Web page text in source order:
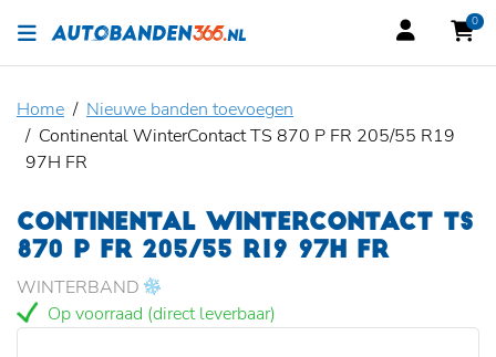
0
Home
Nieuwe banden toevoegen
Continental WinterContact TS 870 P FR 205/55 R19
97H FR
CONTINENTAL WINTERCONTACT TS
870 P FR 205/55 R19 97H FR
WINTERBAND
Op voorraad (direct leverbaar)